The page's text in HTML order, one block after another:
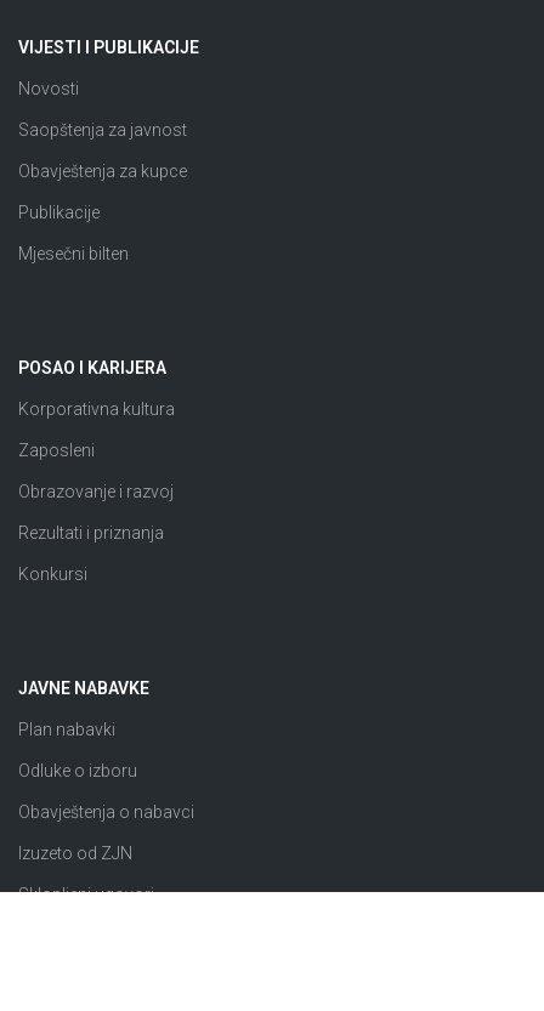
VIJESTI I PUBLIKACIJE
Novosti
Saopštenja za javnost
Obavještenja za kupce
Publikacije
Mjesečni bilten
POSAO I KARIJERA
Korporativna kultura
Zaposleni
Obrazovanje i razvoj
Rezultati i priznanja
Konkursi
JAVNE NABAVKE
Plan nabavki
Odluke o izboru
Obavještenja o nabavci
Izuzeto od ZJN
Sklopljeni ugovori